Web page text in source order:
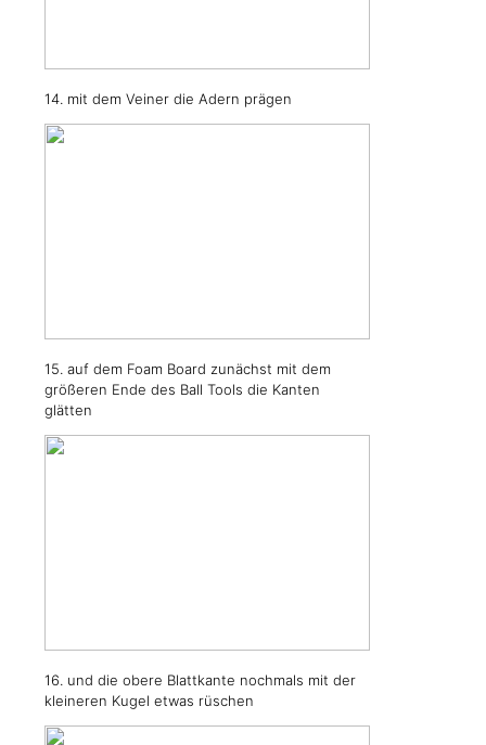
14. mit dem Veiner die Adern prägen
15. auf dem Foam Board zunächst mit dem
größeren Ende des Ball Tools die Kanten
glätten
16. und die obere Blattkante nochmals mit der
kleineren Kugel etwas rüschen